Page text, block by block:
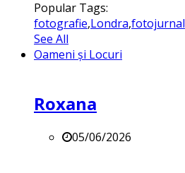
Popular Tags:
fotografie,Londra,fotojurnal
See All
Oameni și Locuri
Roxana
05/06/2026